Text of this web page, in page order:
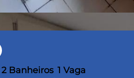
2 Banheiros 1 Vaga